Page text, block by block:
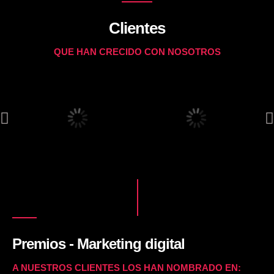
Clientes
QUE HAN CRECIDO CON NOSOTROS
Premios - Marketing digital
A NUESTROS CLIENTES LOS HAN NOMBRADO EN: